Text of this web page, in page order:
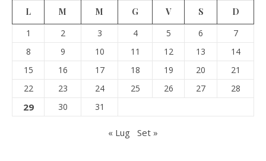
L M M G V S
D
1
2 3 4 5 6
7
8
9 10 11 12 13
14
15
16 17 18 19 20
21
22
23 24 25 26 27 28
29 30 31
« Lug Set »